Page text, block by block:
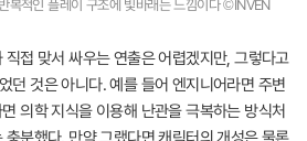
복적인 플레이 구조에 빛바래는 느낌이다 ©INVEN
접 맞서 싸우는 연출은 어렵겠지만, 그렇다고
던 것은 아니다. 예를 들어 엔지니어라면 주변
의학 지식을 이용해 난관을 극복하는 방식처